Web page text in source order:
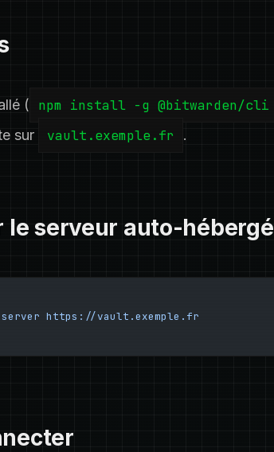
( npm install -g @bitwarden/cli
sur
vault.exemple.fr .
le serveur auto-hébergé
server https://vault.exemple.fr